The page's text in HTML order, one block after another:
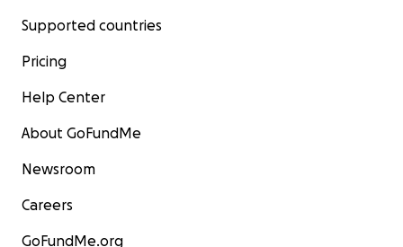
Supported countries
Pricing
Help Center
About GoFundMe
Newsroom
Careers
GoFundMe.org